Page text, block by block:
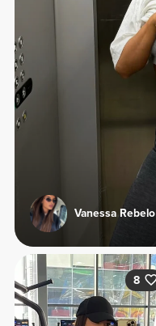
Vanessa Rebelo
8